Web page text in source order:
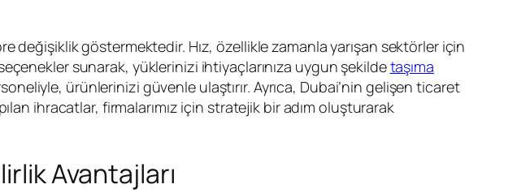
değişiklik göstermektedir. Hız, özellikle zamanla yarışan sektörler için
sunarak, yüklerinizi ihtiyaçlarınıza uygun şekildetaşıma
ürünlerinizi güvenle ulaştırır. Ayrıca, Dubai’nin gelişen ticaret
ihracatlar, firmalarımız için stratejik bir adım oluşturarak
Avantajları